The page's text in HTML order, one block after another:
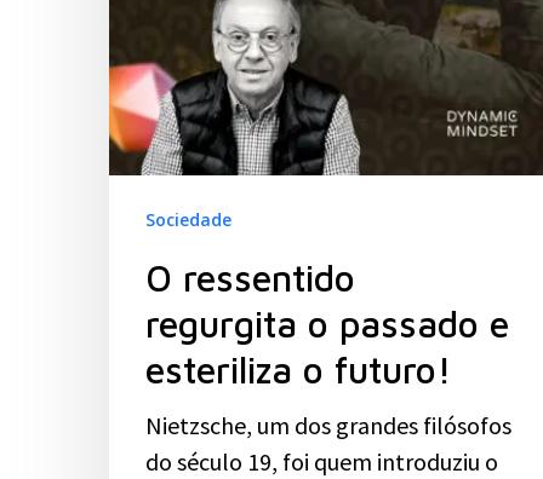
Sociedade
O ressentido
regurgita o passado e
esteriliza o futuro!
Nietzsche, um dos grandes filósofos
do século 19, foi quem introduziu o